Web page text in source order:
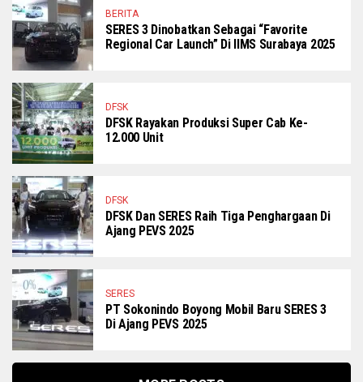
BERITA
SERES 3 Dinobatkan Sebagai “Favorite
Regional Car Launch” Di IIMS Surabaya 2025
DFSK
DFSK Rayakan Produksi Super Cab Ke-
12.000 Unit
DFSK
DFSK Dan SERES Raih Tiga Penghargaan Di
Ajang PEVS 2025
SERES
PT Sokonindo Boyong Mobil Baru SERES 3
Di Ajang PEVS 2025